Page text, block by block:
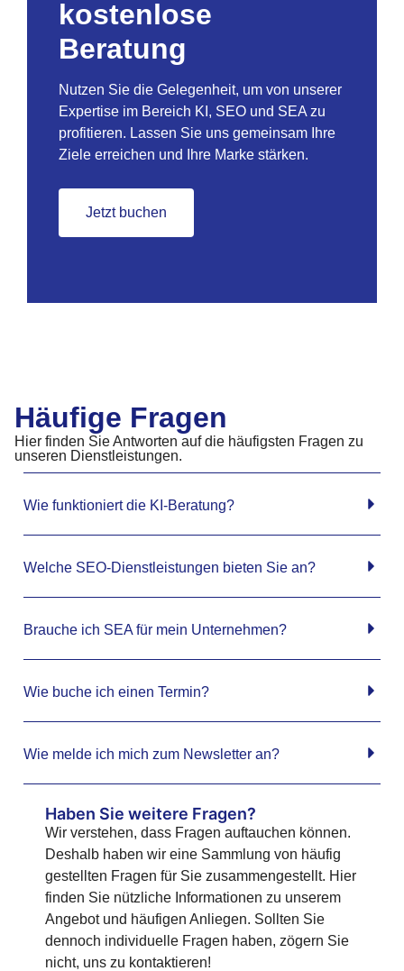
kostenlose
Beratung
Nutzen Sie die Gelegenheit, um von unserer
Expertise im Bereich KI, SEO und SEA zu
profitieren. Lassen Sie uns gemeinsam Ihre
Ziele erreichen und Ihre Marke stärken.
Jetzt buchen
Häufige Fragen
Hier finden Sie Antworten auf die häufigsten Fragen zu
unseren Dienstleistungen.
Haben Sie weitere Fragen?
Wir verstehen, dass Fragen auftauchen können.
Deshalb haben wir eine Sammlung von häufig
gestellten Fragen für Sie zusammengestellt. Hier
finden Sie nützliche Informationen zu unserem
Angebot und häufigen Anliegen. Sollten Sie
dennoch individuelle Fragen haben, zögern Sie
nicht, uns zu kontaktieren!
Wie funktioniert die KI-Beratung?
Welche SEO-Dienstleistungen bieten Sie an?
Brauche ich SEA für mein Unternehmen?
Wie buche ich einen Termin?
Wie melde ich mich zum Newsletter an?